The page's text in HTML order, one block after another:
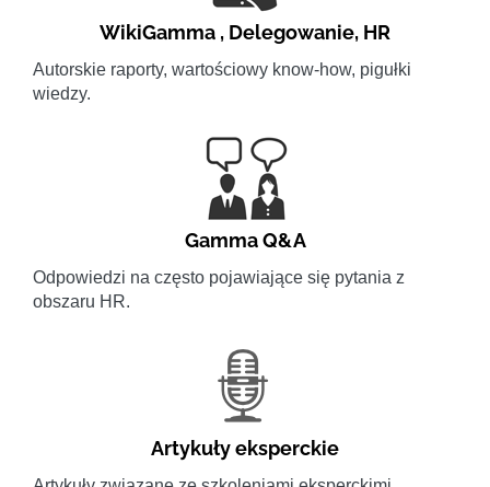
WikiGamma , Delegowanie, HR
Autorskie raporty, wartościowy know-how, pigułki
wiedzy.
Gamma Q&A
Odpowiedzi na często pojawiające się pytania z
obszaru HR.
Artykuły eksperckie